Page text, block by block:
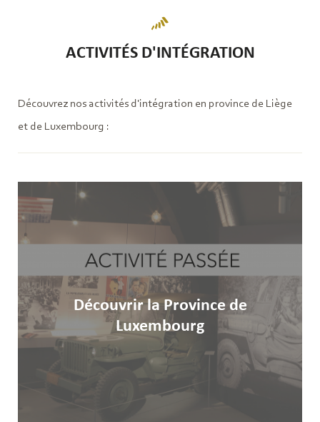
ACTIVITÉS D'INTÉGRATION
Découvrez nos activités d'intégration en province de Liège
et de Luxembourg :
Découvrir la Province de
Luxembourg